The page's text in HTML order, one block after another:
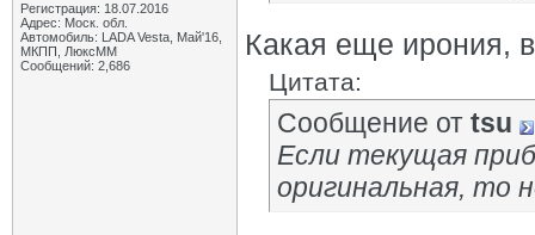
Регистрация: 18.07.2016
Адрес: Моск. обл.
Автомобиль: LADA Vesta, Май'16,
МКПП, ЛюксММ
Сообщений: 2,686
Какая еще ирония,
Цитата:
Сообщение от tsu
Если текущая
оригинальная, то